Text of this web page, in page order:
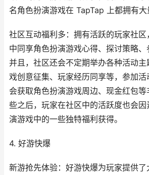
名角色扮演游戏在 TapTap 上都拥有大
社区互动福利多：拥有活跃的玩家社
中同享角色扮演游戏心得、探讨策略、
并且，社区还会不定期举办各种活动
戏创意征集、玩家经历同享等，参加
会获取角色扮演游戏周边、现金红包
些之后，玩家在社区中的活跃度也会
演游戏中的一些独特福利获得。
4. 好游快爆
新游抢先体验：好游快爆为玩家提供